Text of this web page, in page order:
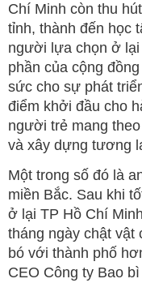
Chí Minh còn thu
tỉnh, thành đến học
người lựa chọn ở
phần của cộng
sức cho sự phát
điểm khởi đầu cho
người trẻ mang
và xây dựng tương
Một trong số đó là
miền Bắc. Sau khi
ở lại TP Hồ Chí
tháng ngày chật vật
bó với thành phố
CEO Công ty Bao